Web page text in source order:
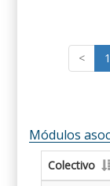
< 1
Módulos
Colectivo